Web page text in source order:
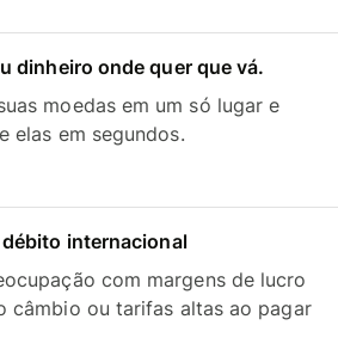
dinheiro onde quer que vá.
moedas em um só lugar e
elas em segundos.
internacional
com margens de lucro
câmbio ou tarifas altas ao pagar